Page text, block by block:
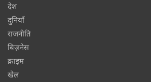
देश
दुनियाँ
राजनीति
बिज़नेस
क्राइम
खेल